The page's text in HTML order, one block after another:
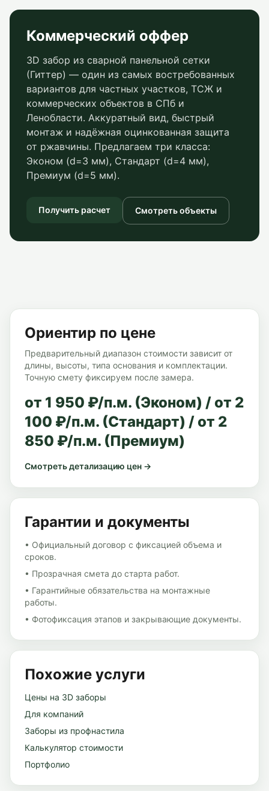
Коммерческий оффер
3D забор из сварной панельной сетки
(Гиттер) — один из самых востребованных
вариантов для частных участков, ТСЖ и
коммерческих объектов в СПб и
Ленобласти. Аккуратный вид, быстрый
монтаж и надёжная оцинкованная защита
от ржавчины. Предлагаем три класса:
Эконом (d=3 мм), Стандарт (d=4 мм),
Премиум (d=5 мм).
Получить расчет Смотреть объекты
Ориентир по цене
Предварительный диапазон стоимости зависит от
длины, высоты, типа основания и комплектации.
Точную смету фиксируем после замера.
от 1 950 ₽/п.м. (Эконом) / от 2
100 ₽/п.м. (Стандарт) / от 2
850 ₽/п.м. (Премиум)
Смотреть детализацию цен →
Гарантии и документы
• Официальный договор с фиксацией объема и
сроков.
• Прозрачная смета до старта работ.
• Гарантийные обязательства на монтажные
работы.
• Фотофиксация этапов и закрывающие документы.
Похожие услуги
Цены на 3D заборы
Для компаний
Заборы из профнастила
Калькулятор стоимости
Портфолио